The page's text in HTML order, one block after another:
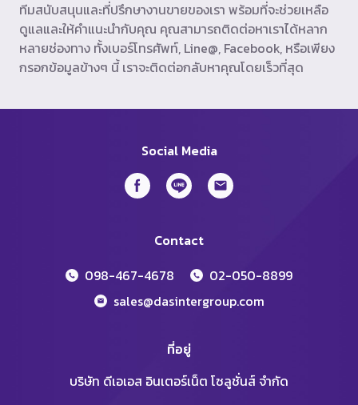
ทีมสนับสนุนและที่ปรึกษางานขายของเรา พร้อมที่จะช่วยเหลือ
ดูแลและให้คำแนะนำกับคุณ คุณสามารถติดต่อหาเราได้หลาก
หลายช่องทาง ทั้งเบอร์โทรศัพท์, Line@, Facebook, หรือเพียง
กรอกข้อมูลข้างๆ นี้ เราจะติดต่อกลับหาคุณโดยเร็วที่สุด
Social Media
Contact
098-467-4678
02-050-8899
sales@dasintergroup.com
ที่อยู่
บริษัท ดีเอเอส อินเตอร์เน็ต โซลูชั่นส์ จำกัด